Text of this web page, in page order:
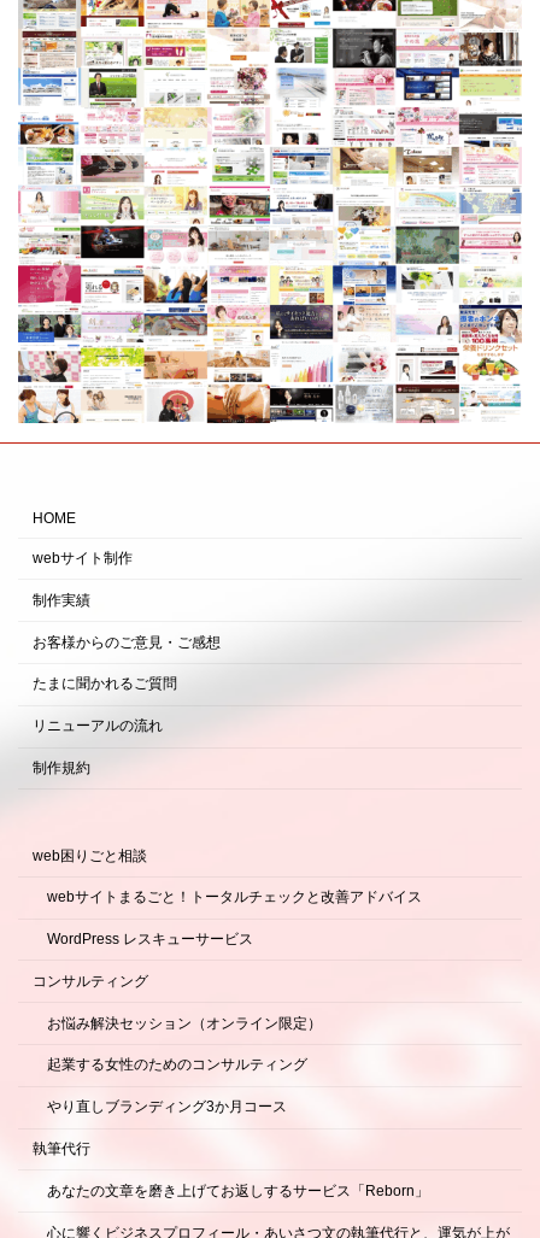
HOME
webサイト制作
制作実績
お客様からのご意見・ご感想
たまに聞かれるご質問
リニューアルの流れ
制作規約
web困りごと相談
webサイトまるごと！トータルチェックと改善アドバイス
WordPress レスキューサービス
コンサルティング
お悩み解決セッション（オンライン限定）
起業する女性のためのコンサルティング
やり直しブランディング3か月コース
執筆代行
あなたの文章を磨き上げてお返しするサービス「Reborn」
心に響くビジネスプロフィール・あいさつ文の執筆代行と、運気が上が